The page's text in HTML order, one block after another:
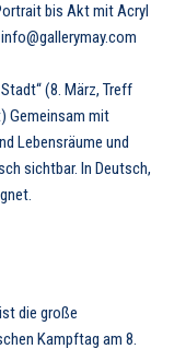
bis Akt mit Acryl
(8. März, Treff
Gemeinsam mit
Lebensräume und
sichtbar. In Deutsch,
die große
Kampftag am 8.